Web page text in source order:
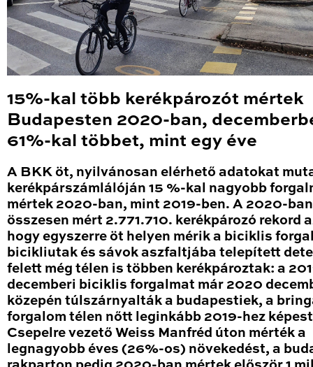
15%-kal több kerékpározót mértek
Budapesten 2020-ban,
61%-kal többet, mint egy éve
A BKK öt, nyilvánosan elérhető adatokat
kerékpárszámlálóján 15 %-kal nagyobb
mértek 2020-ban, mint 2019-ben. A 2020-ban
összesen mért 2.771.710. kerékpározó rekord
hogy egyszerre öt helyen mérik a biciklis
bicikliutak és sávok aszfaltjába telepített
felett még télen is többen kerékpároztak: a
decemberi biciklis forgalmat már 2020
közepén túlszárnyalták a budapestiek, a
forgalom télen nőtt leginkább 2019-hez
Csepelre vezető Weiss Manfréd úton mérték a
legnagyobb éves (26%-os) növekedést, a